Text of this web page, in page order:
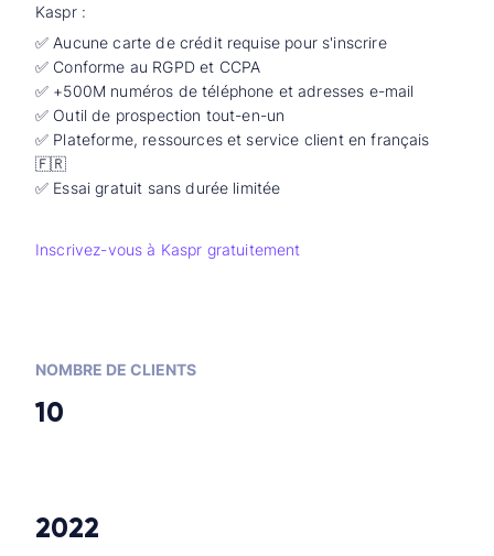
Kaspr :
✅ Aucune carte de crédit requise pour s'inscrire
✅ Conforme au RGPD et CCPA
✅ +500M numéros de téléphone et adresses e-mail
✅ Outil de prospection tout-en-un
✅ Plateforme, ressources et service client en français
🇫🇷
✅ Essai gratuit sans durée limitée
Inscrivez-vous à Kaspr gratuitement
NOMBRE DE CLIENTS
10
2022